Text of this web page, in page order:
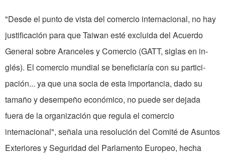
"Desde el punto de vista del comercio internacional, no hay
justificación para que Taiwan esté excluida del Acuerdo
General sobre Aranceles y Comercio (GATT, siglas en in­
glés). El comercio mundial se beneficiaría con su partici­
pación... ya que una socia de esta importancia, dado su
tamaño y desempeño econó­mico, no puede ser dejada
fuera de la organización que regula el comercio
internacional", señala una resolución del Comité de Asuntos
Exterio­res y Seguridad del Parlamento Europeo, hecha